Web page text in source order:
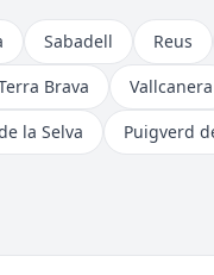
Sabadell Reus
Brava Vallcanera
la Selva Puigverd